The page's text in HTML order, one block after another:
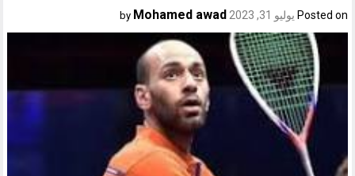
Posted on يوليو 31, 2023 Mohamed awad